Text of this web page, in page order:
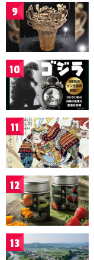
9
10
11
12
13